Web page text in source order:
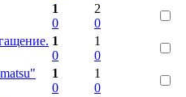
1
0
2
0
1
0
1
0
1
0
1
0